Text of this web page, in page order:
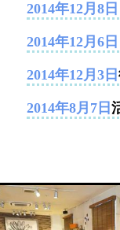
2014年12月8日
2014年12月6日
2014年12月3日
2014年8月7日